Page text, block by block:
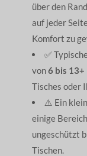
über den
auf jeder
Komfort zu
✅
von6 bis 13+
Tisches oder
⚠️ Ein
einige
ungeschützt
Tischen.